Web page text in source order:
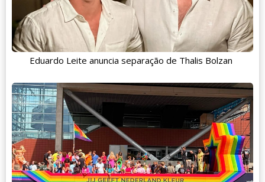
Eduardo Leite anuncia separação de Thalis Bolzan